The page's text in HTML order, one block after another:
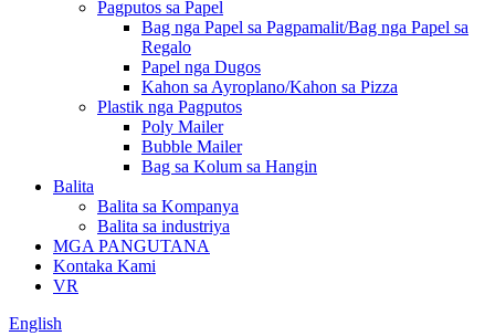
Pagputos sa Papel
Bag nga Papel sa Pagpamalit/Bag nga Papel sa
Regalo
Papel nga Dugos
Kahon sa Ayroplano/Kahon sa Pizza
Plastik nga Pagputos
Poly Mailer
Bubble Mailer
Bag sa Kolum sa Hangin
Balita
Balita sa Kompanya
Balita sa industriya
MGA PANGUTANA
Kontaka Kami
VR
English